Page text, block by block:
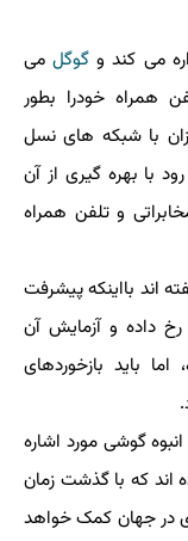
می کند و گوگلمی
همراه خودرا بطور
با شبکه های نسل
با بهره گیری از آن
و تلفن همراه
اند بااینکه پیشرفت
داده و آزمایش آن
باید بازخوردهای
گوشی مورد اشاره
اند که با گذشت زمان
در جهان کمک خواهد